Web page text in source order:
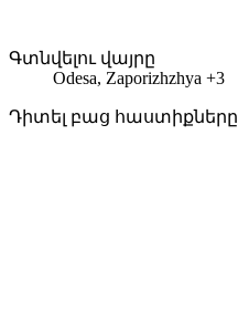
Գտնվելու վայրը
Odesa, Zaporizhzhya +3
Դիտել բաց հաստիքները